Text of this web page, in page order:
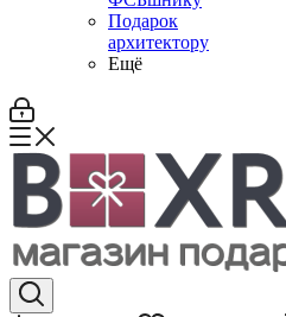
Подарок
архитектору
Ещё